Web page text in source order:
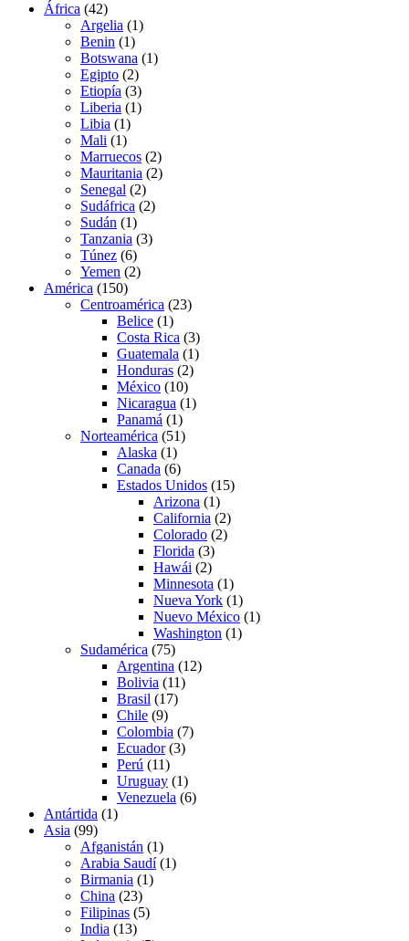
África (42)
Argelia (1)
Benin (1)
Botswana (1)
Egipto (2)
Etiopía (3)
Liberia (1)
Libia (1)
Mali (1)
Marruecos (2)
Mauritania (2)
Senegal (2)
Sudáfrica (2)
Sudán (1)
Tanzania (3)
Túnez (6)
Yemen (2)
América (150)
Centroamérica (23)
Belice (1)
Costa Rica (3)
Guatemala (1)
Honduras (2)
México (10)
Nicaragua (1)
Panamá (1)
Norteamérica (51)
Alaska (1)
Canada (6)
Estados Unidos (15)
Arizona (1)
California (2)
Colorado (2)
Florida (3)
Hawái (2)
Minnesota (1)
Nueva York (1)
Nuevo México (1)
Washington (1)
Sudamérica (75)
Argentina (12)
Bolivia (11)
Brasil (17)
Chile (9)
Colombia (7)
Ecuador(3)
Perú (11)
Uruguay (1)
Venezuela (6)
Antártida (1)
Asia (99)
Afganistán (1)
Arabia Saudí(1)
Birmania (1)
China (23)
Filipinas (5)
India (13)